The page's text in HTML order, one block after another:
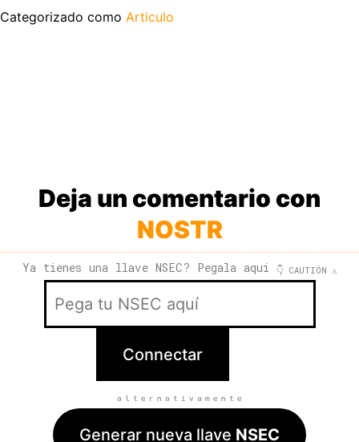
Categorizado como Articulo
Deja un comentario con
NOSTR
Ya tienes una llave NSEC? Pegala aqui 👇 CAUTIÓN ⚠️
ₐₗₜₑᵣₙₐₜᵢᵥₐₘₑₙₜₑ
Generar nueva llave NSEC